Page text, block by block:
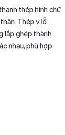
thép hình chữ
Thép v lỗ
lắp ghép thành
nhau, phù hợp